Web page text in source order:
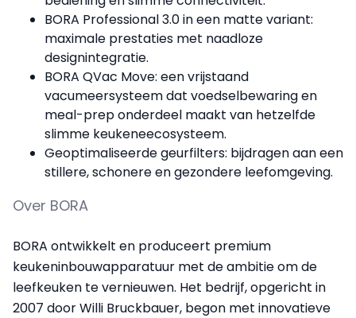
BORA Professional 3.0 in een matte variant:
maximale prestaties met naadloze
designintegratie.
BORA QVac Move: een vrijstaand
vacumeersysteem dat voedselbewaring en
meal-prep onderdeel maakt van hetzelfde
slimme keukeneecosysteem.
Geoptimaliseerde geurfilters: bijdragen aan een
stillere, schonere en gezondere leefomgeving.
Over BORA
BORA ontwikkelt en produceert premium
keukeninbouwapparatuur met de ambitie om de
leefkeuken te vernieuwen. Het bedrijf, opgericht in
2007 door Willi Bruckbauer, begon met innovatieve